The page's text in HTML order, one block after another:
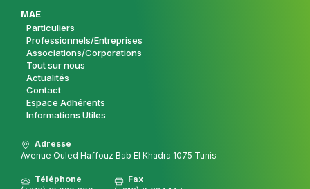
Footer
MAE
Particuliers
Professionnels/Entreprises
Associations/Corporations
Tout sur nous
Actualités
Contact
Espace Adhérents
Informations Utiles
Adresse
Avenue Ouled Haffouz Bab El Khadra 1075 Tunis
Téléphone
Fax